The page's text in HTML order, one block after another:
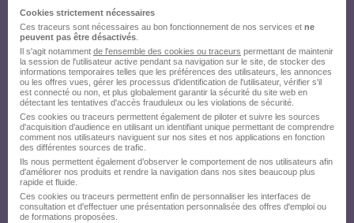
Cookies strictement nécessaires
Ces traceurs sont nécessaires au bon fonctionnement de nos services et ne
peuvent pas être désactivés
Il s'agit notamment de l'ensemble des cookies ou traceurs permettant de maintenir
la session de l'utilisateur active pendant sa navigation sur le site, de stocker des
informations temporaires telles que les préférences des utilisateurs, les annonces
ou les offres vues, gérer les processus d'identification de l'utilisateur, vérifier s'il
est connecté ou non, et plus globalement garantir la sécurité du site web en
détectant les tentatives d'accès frauduleux ou les violations de sécurité.
Ces cookies ou traceurs permettent également de piloter et suivre les sources
d'acquisition d'audience en utilisant un identifiant unique permettant de comprendre
comment nos utilisateurs naviguent sur nos sites et nos applications en fonction
des différentes sources de trafic.
Ils nous permettent également d’observer le comportement de nos utilisateurs afin
d'améliorer nos produits et rendre la navigation dans nos sites beaucoup plus
rapide et fluide.
Ces cookies ou traceurs permettent enfin de personnaliser les interfaces de
consultation et d'effectuer une présentation personnalisée des offres d'emploi ou
de formations proposées.